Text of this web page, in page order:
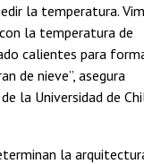
la temperatura.
la temperatura de
calientes para
de nieve”, asegura
la Universidad de
la